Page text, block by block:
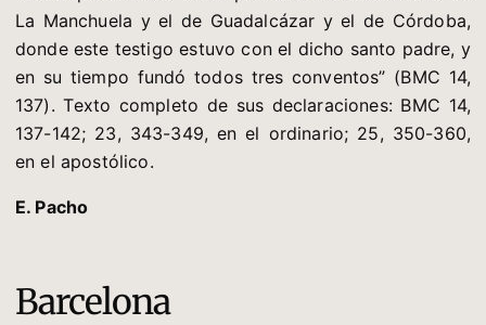
La Manchuela y el de Guadalcázar y el de Córdoba,
donde este testigo estuvo con el dicho santo padre, y
en su tiempo fundó todos tres conventos” (BMC 14,
137). Texto completo de sus declaraciones: BMC 14,
137-142; 23, 343-349, en el ordinario; 25, 350-360,
en el apostólico.
E. Pacho
Barcelona